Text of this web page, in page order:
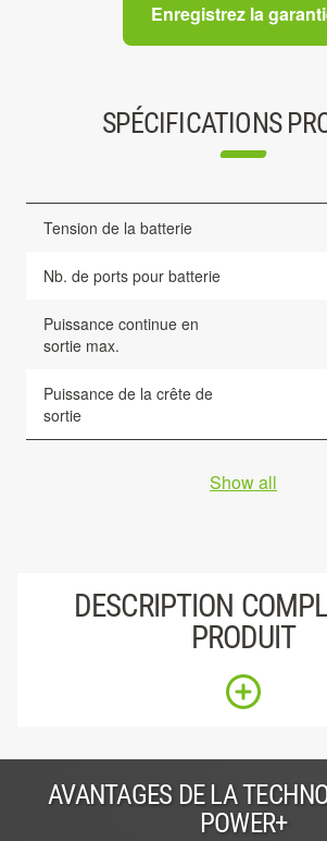
Enregistrez la
SPÉCIFICATIONS
Tension de la batterie
Nb. de ports pour batterie
Puissance continue en
sortie max.
Puissance de la crête de
sortie
Show all
DESCRIPTION
PRODUIT
AVANTAGES DE LA
POWER+